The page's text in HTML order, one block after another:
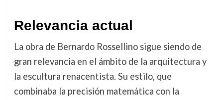
Relevancia actual
La obra de Bernardo Rossellino sigue siendo de
gran relevancia en el ámbito de la arquitectura y
la escultura renacentista. Su estilo, que
combinaba la precisión matemática con la